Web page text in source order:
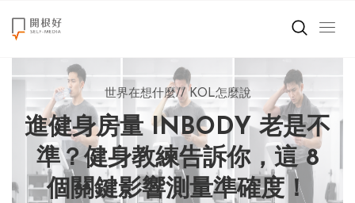
來點正能量
世界在想什麼
創造美好生活
小孩不是噩夢
世界在想什麼//地球村發生的事
AI 複製吉卜力畫風引爭議！
宮崎駿用七年證明：人腦創
作仍無可取代
來點正能量//與自己和解
別讓過去的榮耀嘲笑現在！
學會捨棄獎盃，活出當下的
真實幸福
來點正能量//女力至上
改變不用驚天動地！《米娜
家的星期六》看小女孩如何
勇敢跨出第一步
世界在想什麼//KOL怎麼說
進健身房量 INBODY 老是不
準？健身教練告訴你，這 8
個關鍵影響測量準確度！